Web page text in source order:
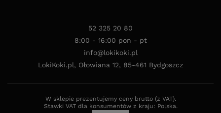
52 325 20 80
8:00 - 16:00 pon - pt
info@lokikoki.pl
LokiKoki.pl, Ołowiana 12, 85-461 Bydgoszcz
W sklepie prezentujemy ceny brutto (z VAT).
Stawki VAT dla konsumentów z kraju: Polska.